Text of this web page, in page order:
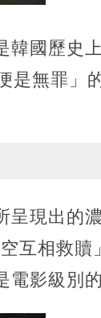
韓國歷史
是無罪」
呈現出的
互相救贖
影級別的